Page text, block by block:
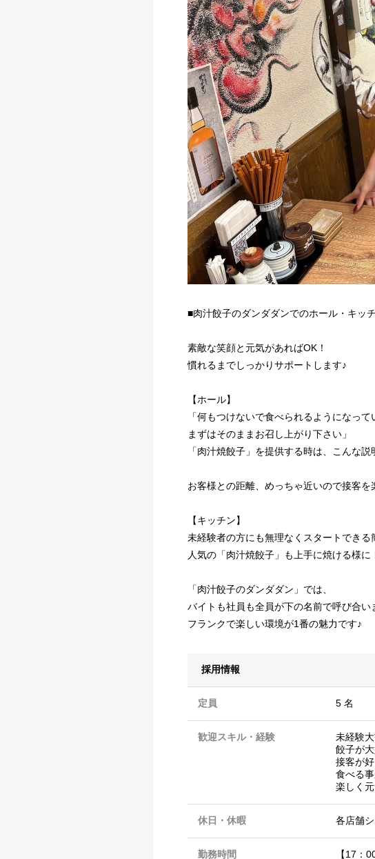
■肉汁餃子のダンダダンでのホール・キッ
素敵な笑顔と元気があればOK！
慣れるまでしっかりサポートします♪
【ホール】
「何もつけないで食べられるようになって
まずはそのままお召し上がり下さい」
「肉汁焼餃子」を提供する時は、こんな説
お客様との距離、めっちゃ近いので接客を
【キッチン】
未経験者の方にも無理なくスタートできる
人気の「肉汁焼餃子」も上手に焼ける様に
「肉汁餃子のダンダダン」では、
バイトも社員も全員が下の名前で呼び合い
フランクで楽しい環境が1番の魅力です♪
採用情報
定員 5 名
歓迎スキル・経験
未経験大
餃子が大
接客が好
食べる
楽しく
休日・休暇 各店舗
勤務時間 【17：